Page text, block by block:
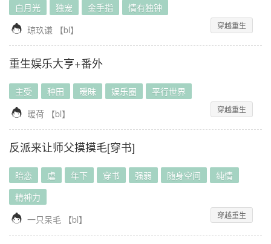
白月光
独宠 金手指 情有独钟
 琼玖谦 【bl】 穿越重生
重生娱乐大亨+番外
主受 种田 暧昧 娱乐圈 平行世界
 暖荷 【bl】 穿越重生
反派来让师父摸摸毛[穿书]
暗恋 虐 年下 穿书 强弱 随身空间
纯情
精神力
 一只呆毛 【bl】 穿越重生